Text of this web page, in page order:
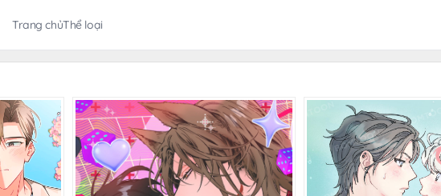
Trang chủThể loại